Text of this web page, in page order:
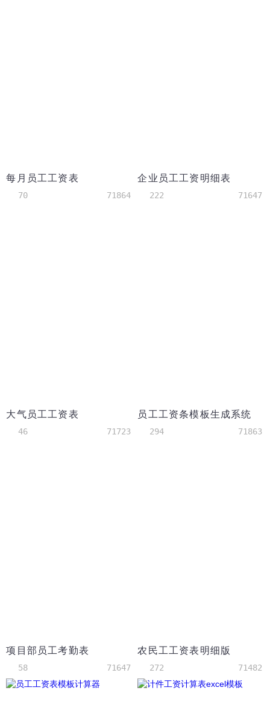
每月员工工资表
70 71864
企业员工工资明细表
222 71647
大气员工工资表
46 71723
员工工资条模板生成系统
294 71863
项目部员工考勤表
58 71647
农民工工资表明细版
272 71482